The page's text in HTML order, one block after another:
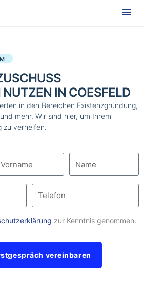
NUTZEN IN COESFELD
in den Bereichen Existenzgründung,
mehr. Wir sind hier, um Ihrem
zu verhelfen.
zur Kenntnis genommen.
vereinbaren